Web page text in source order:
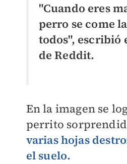
"Cuando eres
perro se come
todos", escribió
de Reddit.
En la imagen se
perrito
varias hojas
el suelo.